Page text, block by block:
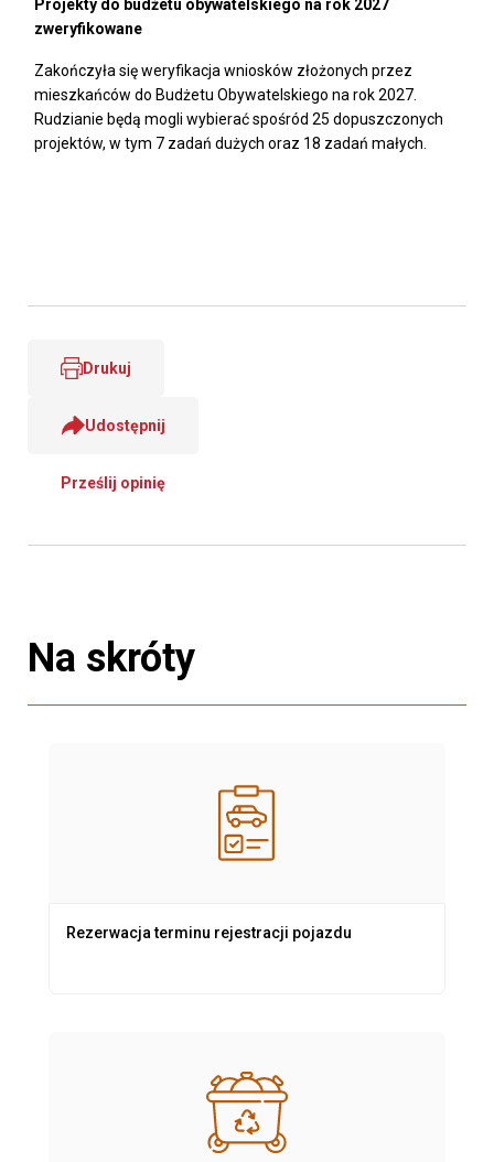
Projekty do budżetu obywatelskiego na rok 2027
zweryfikowane
Zakończyła się weryfikacja wniosków złożonych przez
mieszkańców do Budżetu Obywatelskiego na rok 2027.
Rudzianie będą mogli wybierać spośród 25 dopuszczonych
projektów, w tym 7 zadań dużych oraz 18 zadań małych.
Drukuj
Udostępnij
Prześlij opinię
Na skróty
Rezerwacja terminu rejestracji pojazdu